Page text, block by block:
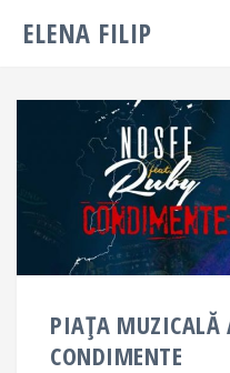
ELENA FILIP
PIAȚA MUZICALĂ
CONDIMENTE